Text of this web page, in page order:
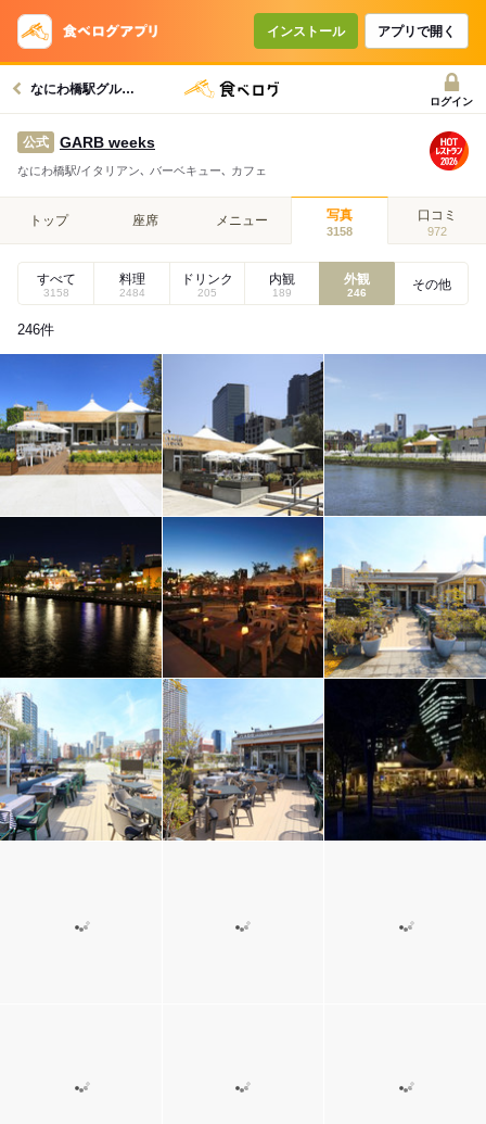
インストール アプリで開く
なにわ橋駅グルメへ
ログイン
公式 GARB weeks
なにわ橋駅/イタリアン､ バーベキュー､ カフェ
トップ 座席 メニュー 写真
3158
口コミ
972
すべて
3158
料理
2484
ドリンク
205
内観
189
外観
246
その他
246件